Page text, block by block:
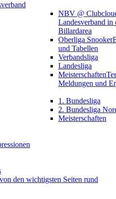
NBV @
Landesverband in
Billardarea
Oberliga Snooker
und Tabellen
Verbandsliga
Landesliga
Meisterschaften
Meldungen und
1. Bundesliga
2. Bundesliga
Meisterschaften
den wichtigsten Seiten rund